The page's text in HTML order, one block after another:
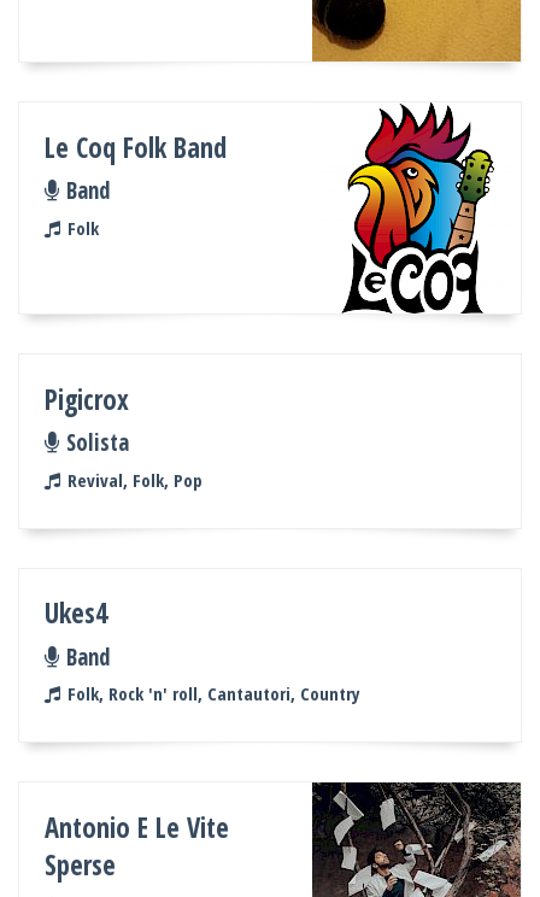
Le Coq Folk Band
Band
Folk
Pigicrox
Solista
Revival, Folk, Pop
Ukes4
Band
Folk, Rock 'n' roll, Cantautori, Country
Antonio E Le Vite
Sperse